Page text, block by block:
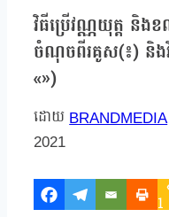
វិធីប្រើវណ្ណយុត្ត និ
ចំណុចពីរគូស(៖) និង
«»)
BRANDMEDIA
2021
1